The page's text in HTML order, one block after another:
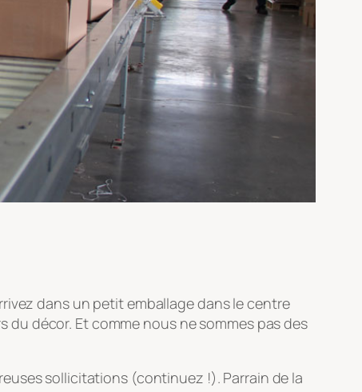
dans un petit emballage dans le centre
décor. Et comme nous ne sommes pas des
sollicitations (continuez !). Parrain de la